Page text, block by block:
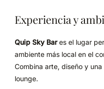
Experiencia y
Quip Sky Bares el lugar
ambiente más local en el
Combina arte, diseño y
lounge.